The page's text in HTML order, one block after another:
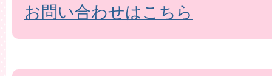
お問い合わせはこちら